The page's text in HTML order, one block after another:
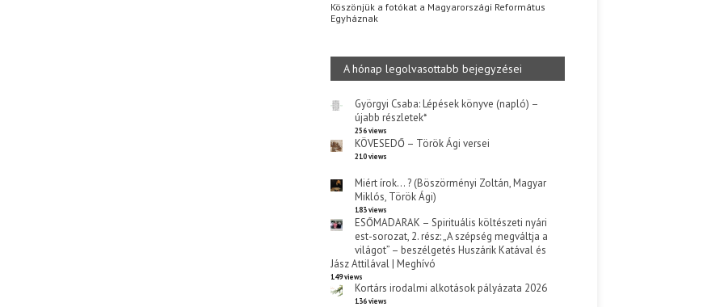
Köszönjük a fotókat a Magyarországi Református
Egyháznak
A hónap legolvasottabb bejegyzései
Györgyi Csaba: Lépések könyve (napló) –
újabb részletek*
256 views
KÖVESEDŐ – Török Ági versei
210 views
Miért írok… ? (Böszörményi Zoltán, Magyar
Miklós, Török Ági)
183 views
ESŐMADARAK – Spirituális költészeti nyári
est-sorozat, 2. rész: „A szépség megváltja a
világot” – beszélgetés Huszárik Katával és
Jász Attilával | Meghívó
149 views
Kortárs irodalmi alkotások pályázata 2026
136 views